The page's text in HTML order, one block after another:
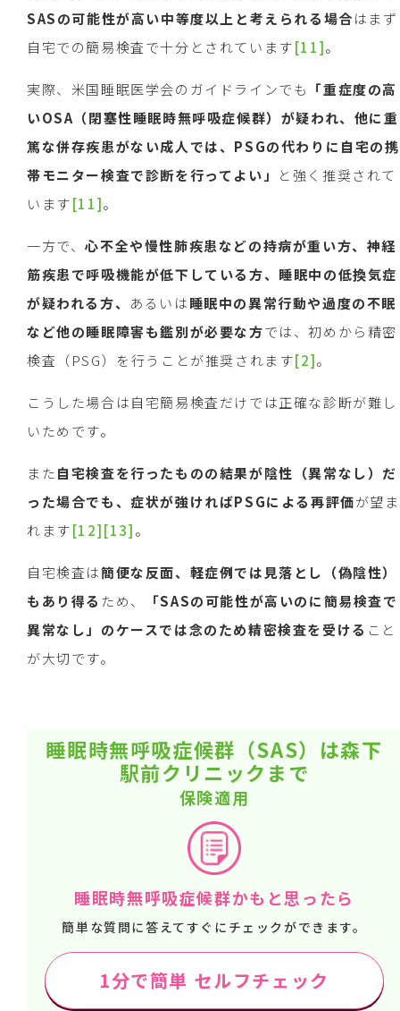
SASの可能性が高い中等度以上と考えられる場合はまず
自宅での簡易検査で十分とされています[11]。
実際、米国睡眠医学会のガイドラインでも 「重症度の高
いOSA （閉塞性睡眠時無呼吸症候群）が疑われ、他に重
篤な併存疾患がない成人では、 PSGの代わりに自宅の携
帯モニター検査で診断を行ってよい」
と強く推奨されて
います[11]。
一方で、心不全や慢性肺疾患などの持病が重い方、神経
筋疾患で呼吸機能が低下している方、睡眠中の低換気症
が疑われる方、 あるいは睡眠中の異常行動や過度の不眠
など他の睡眠障害も鑑別が必要な方では、初めから精密
検査（PSG）を行うことが推奨されます[2]。
こうした場合は自宅簡易検査だけでは正確な診断が難し
いためです。
また自宅検査を行ったものの結果が陰性（異常なし）だ
った場合でも、症状が強ければPSGによる再評価が望ま
れます[12][13]。
自宅検査は簡便な反面、軽症例では見落とし（偽陰性）
もあり得る ため、 「SASの可能性が高いのに簡易検査で
異常なし」のケースでは念のため精密検査を受ける こと
が大切です。
睡眠時無呼吸症候群（SAS）は森下
駅前クリニックまで
保険適用
睡眠時無呼吸症候群かもと思ったら
簡単な質問に答えてすぐにチェックができます。
1分で簡単 セルフチェック